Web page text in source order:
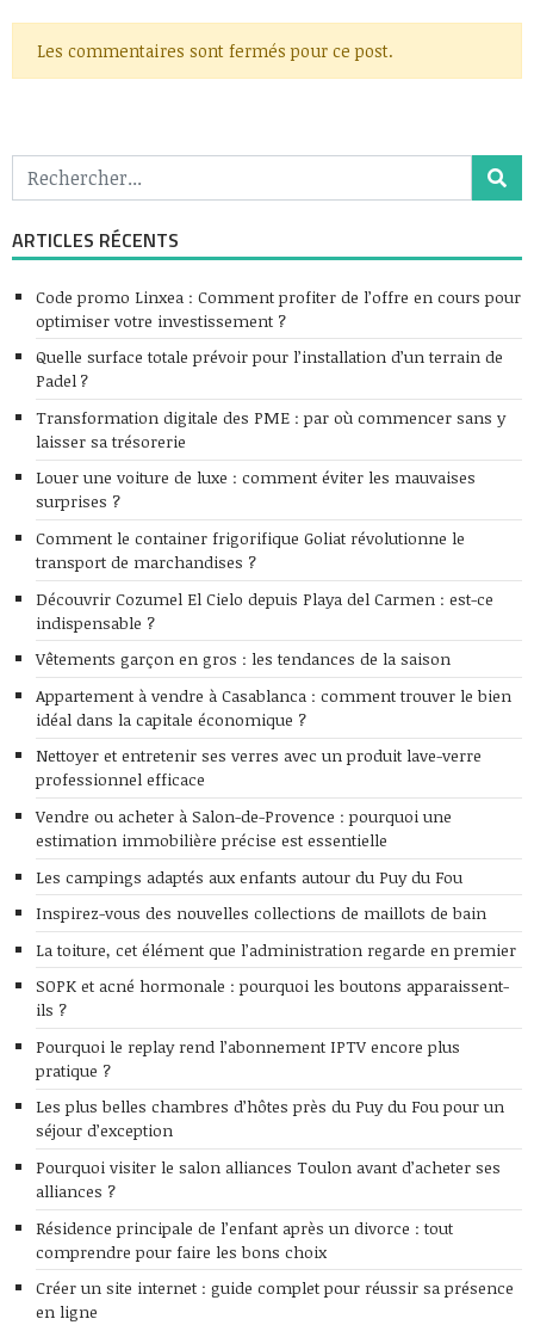
Les commentaires sont fermés pour ce post.
ARTICLES RÉCENTS
Code promo Linxea : Comment profiter de l’offre en cours pour
optimiser votre investissement ?
Quelle surface totale prévoir pour l’installation d’un terrain de
Padel ?
Transformation digitale des PME : par où commencer sans y
laisser sa trésorerie
Louer une voiture de luxe : comment éviter les mauvaises
surprises ?
Comment le container frigorifique Goliat révolutionne le
transport de marchandises ?
Découvrir Cozumel El Cielo depuis Playa del Carmen : est-ce
indispensable ?
Vêtements garçon en gros : les tendances de la saison
Appartement à vendre à Casablanca : comment trouver le bien
idéal dans la capitale économique ?
Nettoyer et entretenir ses verres avec un produit lave-verre
professionnel efficace
Vendre ou acheter à Salon-de-Provence : pourquoi une
estimation immobilière précise est essentielle
Les campings adaptés aux enfants autour du Puy du Fou
Inspirez-vous des nouvelles collections de maillots de bain
La toiture, cet élément que l’administration regarde en premier
SOPK et acné hormonale : pourquoi les boutons apparaissent-
ils ?
Pourquoi le replay rend l’abonnement IPTV encore plus
pratique ?
Les plus belles chambres d’hôtes près du Puy du Fou pour un
séjour d’exception
Pourquoi visiter le salon alliances Toulon avant d’acheter ses
alliances ?
Résidence principale de l’enfant après un divorce : tout
comprendre pour faire les bons choix
Créer un site internet : guide complet pour réussir sa présence
en ligne